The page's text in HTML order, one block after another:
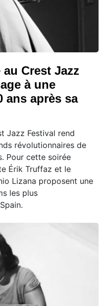
Crest Jazz
à une
ans après sa
Jazz Festival rend
révolutionnaires de
Pour cette soirée
Érik Truffaz et le
Lizana proposent une
les plus